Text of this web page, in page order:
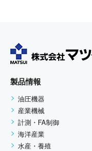
個人情報の利用
お客さまからお
らのご連絡や業
たします。
個人情報の第三
当社は、お客さ
製品情報
油圧機器
産業機械
計測・FA制御
海洋産業
水産・養殖